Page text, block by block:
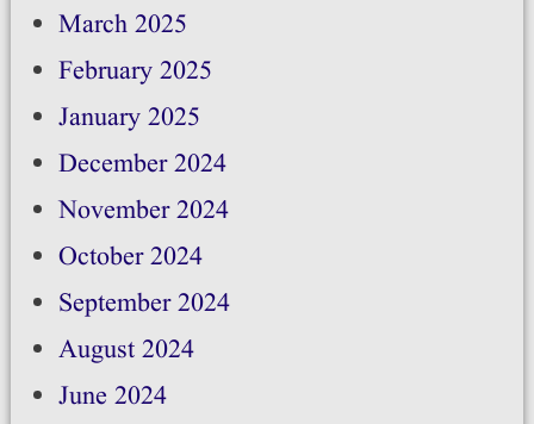
March 2025
February 2025
January 2025
December 2024
November 2024
October 2024
September 2024
August 2024
June 2024